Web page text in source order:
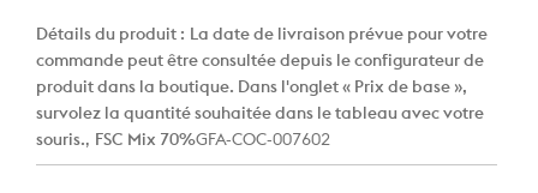
Détails du produit : La date de livraison prévue pour votre
commande peut être consultée depuis le configurateur de
produit dans la boutique. Dans l'onglet « Prix de base »,
survolez la quantité souhaitée dans le tableau avec votre
souris., FSC Mix 70%GFA-COC-007602